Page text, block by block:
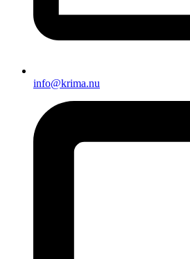
info@krima.nu